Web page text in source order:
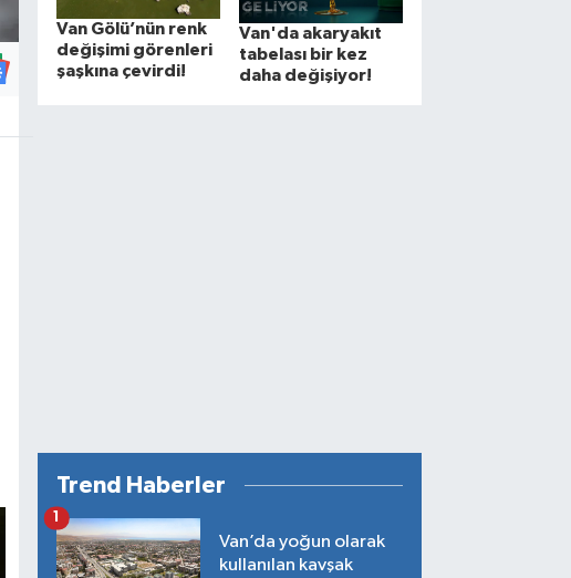
Van Gölü’nün renk
değişimi görenleri
şaşkına çevirdi!
Van'da akaryakıt
tabelası bir kez
daha değişiyor!
Trend Haberler
Van’da yoğun olarak
kullanılan kavşak
1